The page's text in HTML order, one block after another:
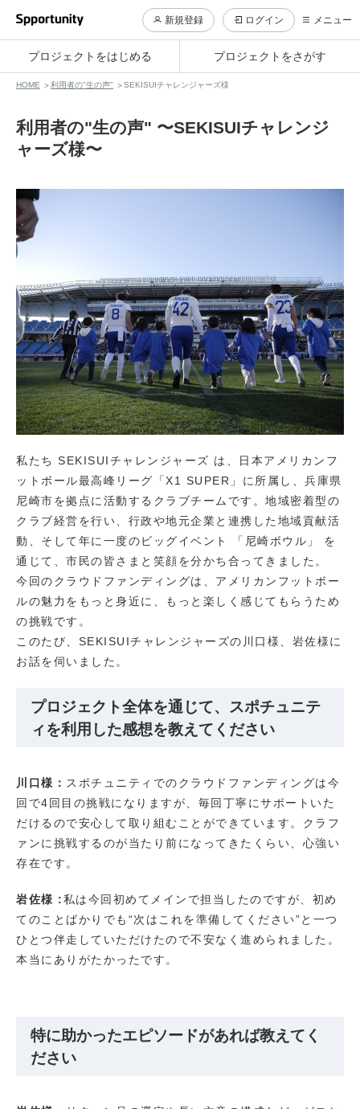
新規登録 ログイン メニュー
プロジェクトをはじめる プロジェクトをさがす
HOME 利用者の"生の声" SEKISUIチャレンジャーズ様
利用者の"生の声" 〜SEKISUIチャレンジ
ャーズ様〜
私たち SEKISUIチャレンジャーズ は、日本アメリカンフ
ットボール最高峰リーグ「X1 SUPER」に所属し、兵庫県
尼崎市を拠点に活動するクラブチームです。地域密着型の
クラブ経営を行い、行政や地元企業と連携した地域貢献活
動、そして年に一度のビッグイベント 「尼崎ボウル」 を
通じて、市民の皆さまと笑顔を分かち合ってきました。
今回のクラウドファンディングは、アメリカンフットボー
ルの魅力をもっと身近に、もっと楽しく感じてもらうため
の挑戦です。
このたび、SEKISUIチャレンジャーズの川口様、岩佐様に
お話を伺いました。
プロジェクト全体を通じて、スポチュニテ
ィを利用した感想を教えてください
川口様： スポチュニティでのクラウドファンディングは今
回で4回目の挑戦になりますが、毎回丁寧にサポートいた
だけるので安心して取り組むことができています。クラフ
ァンに挑戦するのが当たり前になってきたくらい、心強い
存在です。
岩佐様 :私は今回初めてメインで担当したのですが、初め
てのことばかりでも“次はこれを準備してください”と一つ
ひとつ伴走していただけたので不安なく進められました。
本当にありがたかったです。
特に助かったエピソードがあれば教えてく
ださい